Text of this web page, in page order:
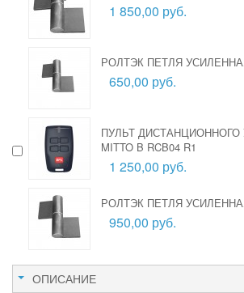
1 850,00 руб.
РОЛТЭК ПЕТЛЯ
650,00 руб.
ПУЛЬТ ДИСТАНЦИОННОГО
MITTO B RCB04 R1
1 250,00 руб.
РОЛТЭК ПЕТЛЯ
950,00 руб.
ОПИСАНИЕ